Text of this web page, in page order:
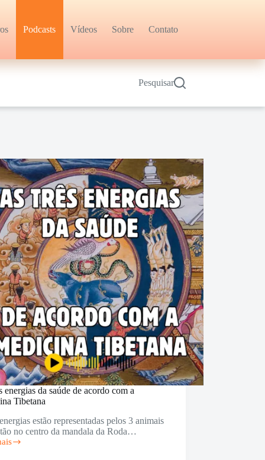
Podcasts Vídeos Sobre Contato
Pesquisar
energias da saúde de acordo com a
Tibetana
estão representadas pelos 3 animais
no centro da mandala da Roda…